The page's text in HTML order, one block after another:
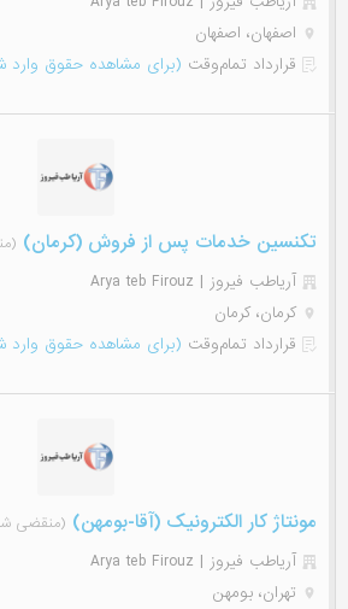
اصفهان، اصفهان
قرارداد تمام‌وقت (برای مشاهده حقوق وارد
تکنسین خدمات پس از فروش (کرمان)
آریاطب فیروز | Arya teb Firouz
کرمان، کرمان
قرارداد تمام‌وقت (برای مشاهده حقوق وارد
مونتاژ کار الکترونیک (آقا-بومهن) (منقضی
آریاطب فیروز | Arya teb Firouz
تهران، بومهن